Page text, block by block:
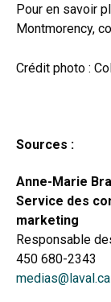
Pour en savoir
Montmorency,
Crédit photo :
Sources :
Anne-Marie
Service des
marketing
Responsable
450 680-2343
medias@laval.ca